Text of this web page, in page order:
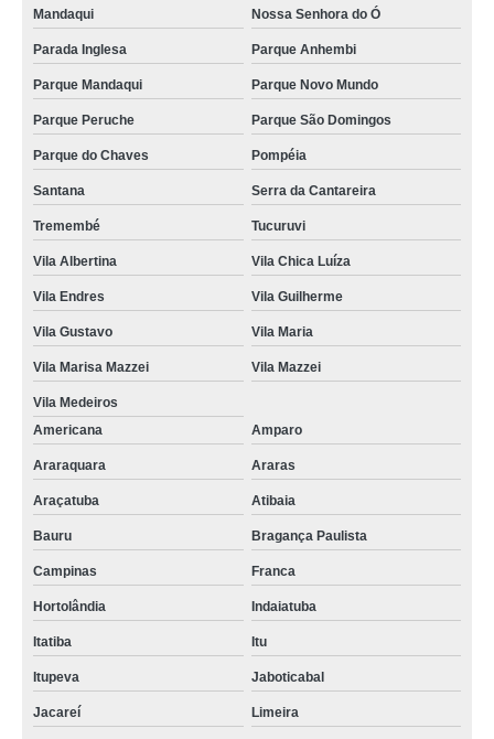
Mandaqui Nossa Senhora do Ó
Parada Inglesa Parque Anhembi
Parque Mandaqui Parque Novo Mundo
Parque Peruche Parque São Domingos
Parque do Chaves Pompéia
Santana Serra da Cantareira
Tremembé Tucuruvi
Vila Albertina Vila Chica Luíza
Vila Endres Vila Guilherme
Vila Gustavo Vila Maria
Vila Marisa Mazzei Vila Mazzei
Vila Medeiros
Americana
Amparo
Araraquara Araras
Araçatuba Atibaia
Bauru Bragança Paulista
Campinas Franca
Hortolândia Indaiatuba
Itatiba Itu
Itupeva Jaboticabal
Jacareí Limeira